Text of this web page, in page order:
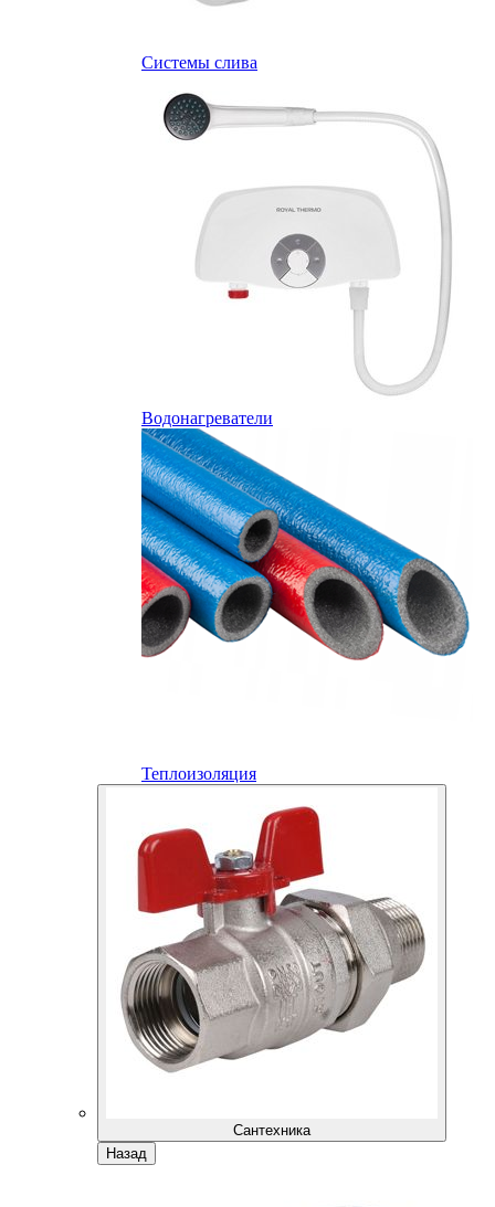
Системы слива
Водонагреватели
Теплоизоляция
Сантехника
Назад